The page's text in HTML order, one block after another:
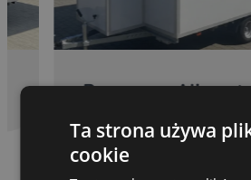
Remorque
Ta strona używa
cookie